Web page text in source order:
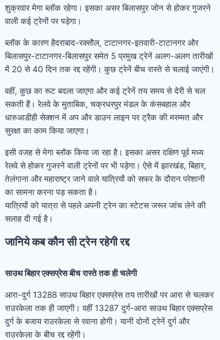
चेतावनी; अगले 2 दिन जारी रहेगा बारिश का दौर
शुक्रवार मेगा ब्लॉक रहेगा। इसका असर बिलासपुर जोन से होकर गुजरने
वाली कई ट्रेनों पर पड़ेगा।
ब्लॉक के कारण हैदराबाद-रक्सौल, टाटानगर-इतवारी-टाटानगर और
बिलासपुर-टाटानगर-बिलासपुर समेत 5 प्रमुख ट्रेनें अलग-अलग तारीखों
में 20 से 40 दिन तक रद्द रहेंगी। कुछ ट्रेनें बीच रास्ते से चलाई जाएंगी।
वहीं, कुछ का रूट बदला जाएगा और कई ट्रेनें तय समय से देरी से चल
सकती हैं। रेलवे के मुताबिक, चक्रधरपुर मंडल के कंसबहाल और
धारुआडीही सेक्शन में अप और डाउन लाइन पर ट्रैक की मरम्मत और
सुरक्षा का काम किया जाएगा।
इसी वजह से मेगा ब्लॉक किया जा रहा है। इसका असर दक्षिण पूर्व मध्य
रेलवे से होकर गुजरने वाली ट्रेनों पर भी पड़ेगा। ऐसे में झारखंड, बिहार,
तेलंगाना और महाराष्ट्र जाने वाले यात्रियों को सफर के दौरान परेशानी
का सामना करना पड़ सकता है।
यात्रियों को यात्रा से पहले अपनी ट्रेन का स्टेटस जरूर जांच लेने की
सलाह दी गई है।
जानिये कब कौन सी ट्रेन रहेगी रद्द
साउथ बिहार एक्सप्रेस बीच रास्ते तक ही चलेगी
आरा-दुर्ग 13288 साउथ बिहार एक्सप्रेस तय तारीखों पर आरा से चलकर
राउरकेला तक ही जाएगी। वहीं 13287 दुर्ग-आरा साउथ बिहार एक्सप्रेस
दुर्ग के बजाय राउरकेला से रवाना होगी। यानी दोनों ट्रेनें दुर्ग और
राउरकेला के बीच रद्द रहेंगी।